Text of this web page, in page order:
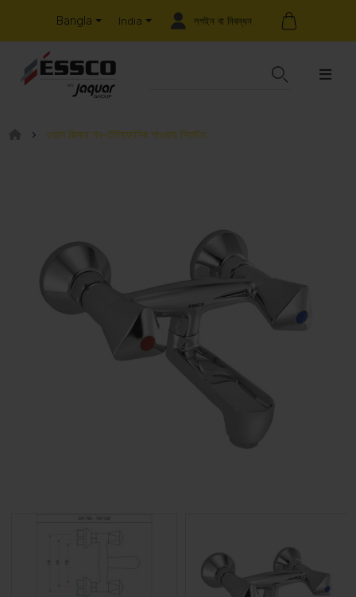
Bangla India লগইন বা নিবন্ধন
ওয়াল মিক্সার নন-টেলিফোনিক শাওয়ার সিস্টেম